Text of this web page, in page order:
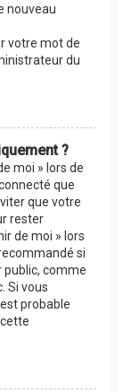
nouveau
votre mot de
du
?
moi » lors de
que
que votre
rester
de moi » lors
si
comme
Si vous
probable